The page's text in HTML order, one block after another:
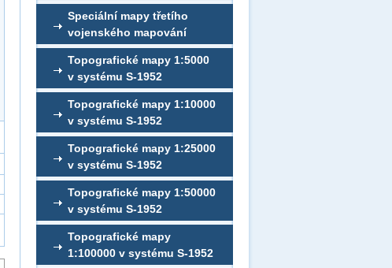
Speciální mapy třetího
vojenského mapování
Topografické mapy 1:5000
v systému S-1952
Topografické mapy 1:10000
v systému S-1952
Topografické mapy 1:25000
v systému S-1952
Topografické mapy 1:50000
v systému S-1952
Topografické mapy
1:100000 v systému S-1952